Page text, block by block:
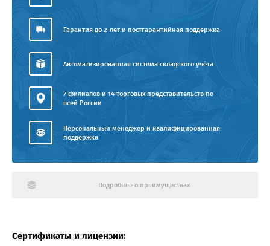
Гарантия до 2-лет и постгарантийная поддержка
Автоматизированная система складского учёта
7 филиалов и 14 торговых представительств по
всей России
Персональный менеджер и квалифицированная
поддержка
Подробнее о преимуществах
Сертификаты и лицензии: